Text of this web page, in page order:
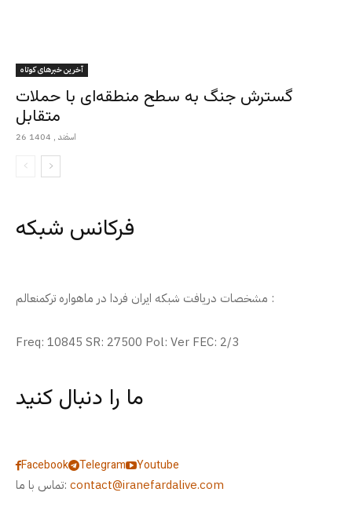
آخرین خبرهای کوتاه
گسترش جنگ به سطح منطقه‌ای با حملات
متقابل
26 اسفند , 1404
فرکانس شبکه
مشخصات دریافت شبکه ایران فردا در ماهواره ترکمنعالم :
Freq: 10845 SR: 27500 Pol: Ver FEC: 2/3
ما را دنبال کنید
Facebook Telegram
Youtube
تماس با ما: contact@iranefardalive.com